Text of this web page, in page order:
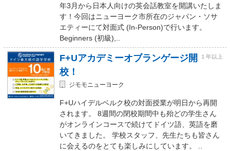
年3月から日本人向けの英会話教室を開講いたしま
す！今回はニューヨーク市所在のジャパン・ソサ
エティーにて対面式 (In-Person)で行います。
Beginners (初級),..
F+Uアカデミーオブランゲージ開
校！
１年以上
ジモモニューヨーク
F+Uハイデルベルク校の対面授業が明日から再開
されます。 8週間の閉校期間中も殆どの学生さん
がオンラインコースで続けてドイツ語、英語を磨
いてきました。 学校スタッフ、先生たちも皆さん
に会えるのをとても楽しみにしています。 ..